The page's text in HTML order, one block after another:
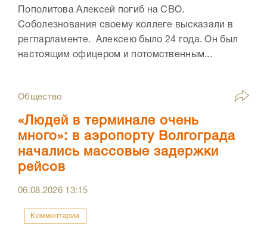
Пополитова Алексей погиб на СВО.
Соболезнования своему коллеге высказали в
регпарламенте. Алексею было 24 года. Он был
настоящим офицером и потомственным...
Общество
«Людей в терминале очень
много»: в аэропорту Волгограда
начались массовые задержки
рейсов
06.08.2026 13:15
Комментарии